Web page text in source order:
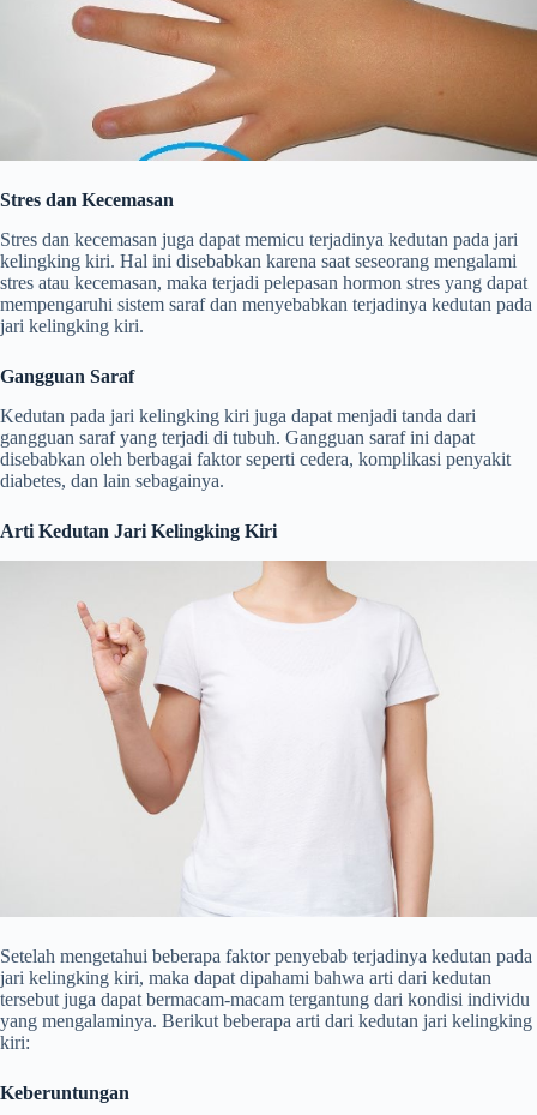
Stres dan Kecemasan
Stres dan kecemasan juga dapat memicu terjadinya kedutan pada jari
kelingking kiri. Hal ini disebabkan karena saat seseorang mengalami
stres atau kecemasan, maka terjadi pelepasan hormon stres yang dapat
mempengaruhi sistem saraf dan menyebabkan terjadinya kedutan pada
jari kelingking kiri.
Gangguan Saraf
Kedutan pada jari kelingking kiri juga dapat menjadi tanda dari
gangguan saraf yang terjadi di tubuh. Gangguan saraf ini dapat
disebabkan oleh berbagai faktor seperti cedera, komplikasi penyakit
diabetes, dan lain sebagainya.
Arti Kedutan Jari Kelingking Kiri
Setelah mengetahui beberapa faktor penyebab terjadinya kedutan pada
jari kelingking kiri, maka dapat dipahami bahwa arti dari kedutan
tersebut juga dapat bermacam-macam tergantung dari kondisi individu
yang mengalaminya. Berikut beberapa arti dari kedutan jari kelingking
kiri:
Keberuntungan